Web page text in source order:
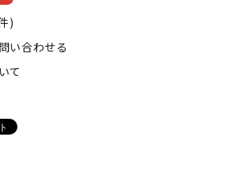
)
い合わせる
て